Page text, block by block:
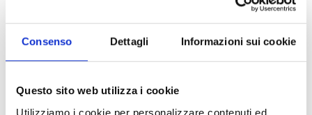
Consenso Dettagli Informazioni sui cookie
Questo sito web utilizza i cookie
Utilizziamo i cookie per personalizzare contenuti ed
Membrana GORE-TEX 100% impermeabile per garantire
protezione dagli elementi e maggiore traspirabilità.
Composto di gomma esclusivo Alpinestars per la
guida.
Inserto riflettente posteriore per migliorare la visibilità